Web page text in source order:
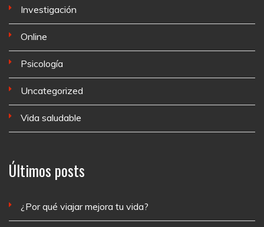
Investigación
Online
Psicología
Uncategorized
Vida saludable
Últimos posts
¿Por qué viajar mejora tu vida?